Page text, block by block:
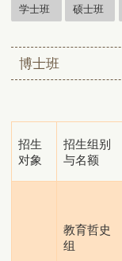
学士班 硕士班
博士班
招生
对象
招生组别
与名额
教育哲史
组